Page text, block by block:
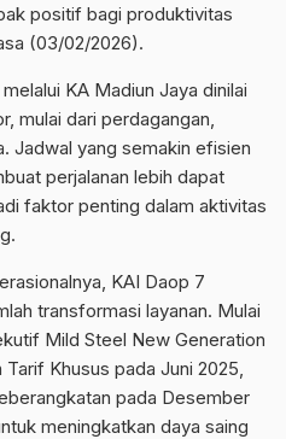
positif bagi produktivitas
(03/02/2026).
KA Madiun Jaya dinilai
mulai dari perdagangan,
Jadwal yang semakin efisien
perjalanan lebih dapat
faktor penting dalam aktivitas
KAI Daop 7
transformasi layanan. Mulai
Mild Steel New Generation
Khusus pada Juni 2025,
pada Desember
meningkatkan daya saing